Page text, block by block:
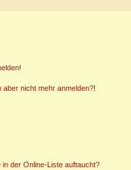
nicht mehr anmelden?!
der Online-Liste auftaucht?